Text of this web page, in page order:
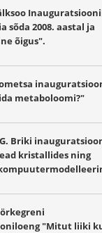
sõda 2008. aastal ja
õigus".
metaboloomi?"
Briki
kristallides ning
"Mitut liiki